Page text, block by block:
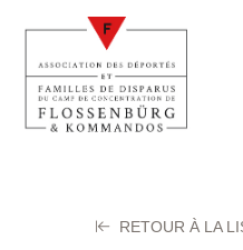
RETOUR À LA